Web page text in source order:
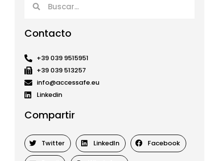
Contacto
+39 039 9515951
+39 039 513257
info@accessafe.eu
Linkedin
Compartir
Twitter LinkedIn Facebook